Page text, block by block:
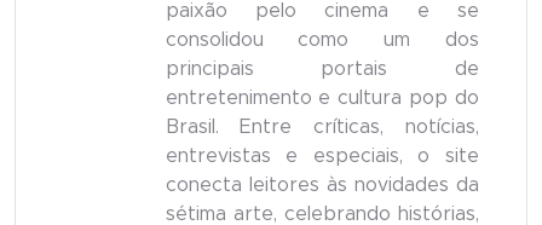
paixão pelo cinema e se
consolidou como um dos
principais portais de
entretenimento e cultura pop do
Brasil. Entre críticas, notícias,
entrevistas e especiais, o site
conecta leitores às novidades da
sétima arte, celebrando histórias,